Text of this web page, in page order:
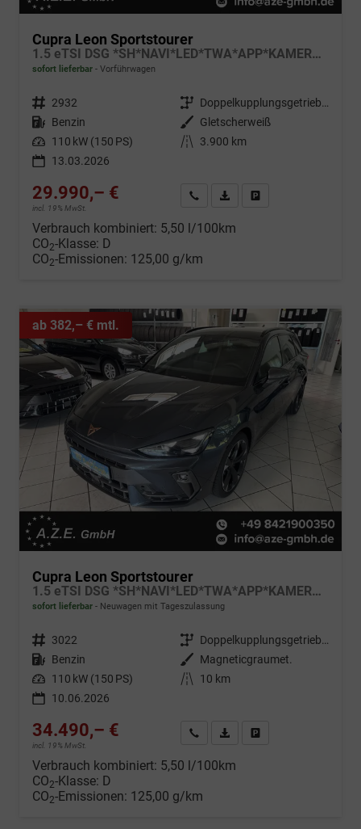
Cupra Leon Sportstourer
1.5 eTSI DSG *SH*NAVI*LED*TWA*APP*KAMERA*AHK*
sofort lieferbar Vorführwagen
Fahrzeugnr. 2932 Getriebe
Doppelkupplungsgetriebe (DSG)
Kraftstoff Benzin Außenfarbe Gletscherweiß
Leistung 110 kW (150 PS) Kilometerstand
3.900 km
13.03.2026
29.990,– €
incl. 19% MwSt.
Wir rufen Sie anFahrzeugexposé (PDF)
Verbrauch kombiniert: 5,50 l/100km
CO2-Klasse: D
CO2-Emissionen: 125,00 g/km
ab 382,– € mtl.
Cupra Leon Sportstourer
1.5 eTSI DSG *SH*NAVI*LED*TWA*APP*KAMERA*AHK*
sofort lieferbar Neuwagen mit Tageszulassung
Fahrzeugnr. 3022 Getriebe
Doppelkupplungsgetriebe (DSG)
Kraftstoff Benzin Außenfarbe Magneticgraumet.
Leistung 110 kW (150 PS) Kilometerstand
10 km
10.06.2026
34.490,– €
incl. 19% MwSt.
Wir rufen Sie anFahrzeugexposé (PDF)
Verbrauch kombiniert: 5,50 l/100km
CO2-Klasse: D
CO2-Emissionen: 125,00 g/km